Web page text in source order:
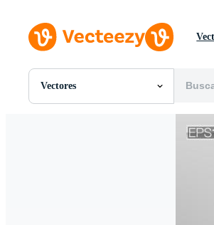
Vectores
Todas Imágenes